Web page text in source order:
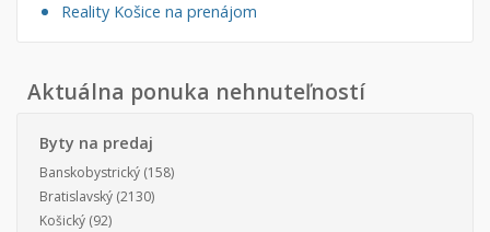
Reality Košice na prenájom
Aktuálna ponuka nehnuteľností
Byty na predaj
Banskobystrický (158)
Bratislavský (2130)
Košický (92)